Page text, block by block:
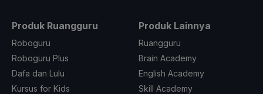
Produk Ruangguru
Roboguru
Roboguru Plus
Dafa dan Lulu
Kursus for Kids
Produk Lainnya
Ruangguru
Brain Academy
English Academy
Skill Academy